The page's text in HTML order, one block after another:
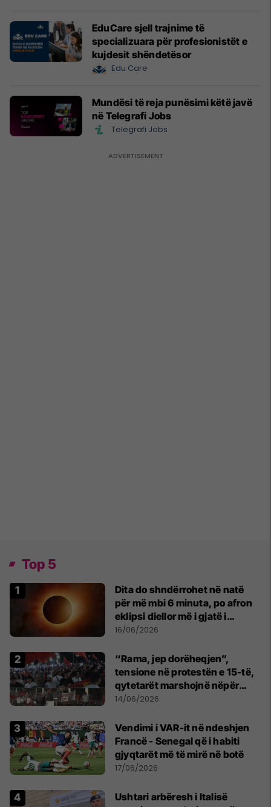
EduCare sjell trajnime të
specializuara për profesionistët e
kujdesit shëndetësor
Edu Care
Mundësi të reja punësimi këtë javë
në Telegrafi Jobs
Telegrafi Jobs
Top 5
Dita do shndërrohet në natë
për më mbi 6 minuta, po afron
eklipsi diellor më i gjatë i
shekullit të 21-të
16/06/2026
“Rama, jep dorëheqjen”,
tensione në protestën e 15-të,
qytetarët marshojnë nëpër
kryeqytet
14/06/2026
Vendimi i VAR-it në ndeshjen
Francë - Senegal që i habiti
gjyqtarët më të mirë në botë
17/06/2026
Ushtari arbëresh i Italisë